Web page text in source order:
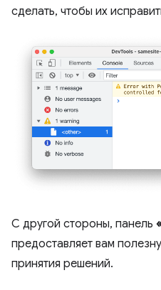
сделать, чтобы их
С другой стороны, панель
предоставляет вам
принятия решений.